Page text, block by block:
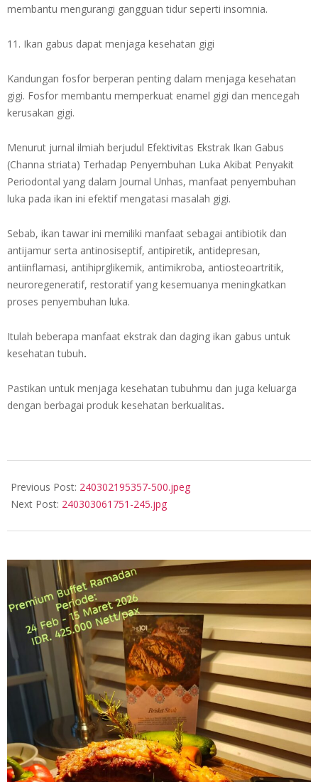
membantu mengurangi gangguan tidur seperti insomnia.
11. Ikan gabus dapat menjaga kesehatan gigi
Kandungan fosfor berperan penting dalam menjaga kesehatan
gigi. Fosfor membantu memperkuat enamel gigi dan mencegah
kerusakan gigi.
Menurut jurnal ilmiah berjudul Efektivitas Ekstrak Ikan Gabus
(Channa striata) Terhadap Penyembuhan Luka Akibat Penyakit
Periodontal yang dalam Journal Unhas, manfaat penyembuhan
luka pada ikan ini efektif mengatasi masalah gigi.
Sebab, ikan tawar ini memiliki manfaat sebagai antibiotik dan
antijamur serta antinosiseptif, antipiretik, antidepresan,
antiinflamasi, antihiprglikemik, antimikroba, antiosteoartritik,
neuroregeneratif, restoratif yang kesemuanya meningkatkan
proses penyembuhan luka.
Itulah beberapa manfaat ekstrak dan daging ikan gabus untuk
kesehatan tubuh.
Pastikan untuk menjaga kesehatan tubuhmu dan juga keluarga
dengan berbagai produk kesehatan berkualitas.
03-
02
Previous Post: 240302195357-500.jpeg
Next Post: 240303061751-245.jpg